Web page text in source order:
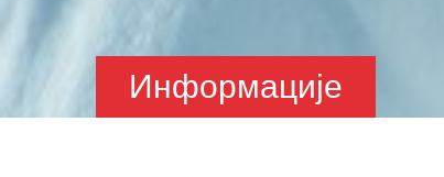
Информације